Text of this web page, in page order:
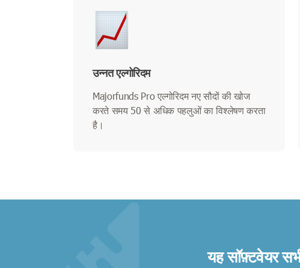
उन्नत एल्गोरिदम
Majorfunds Pro एल्गोरिदम नए सौदों की खोज
करते समय 50 से अधिक पहलुओं का विश्लेषण करता
है।
यह सॉफ़्टवेयर